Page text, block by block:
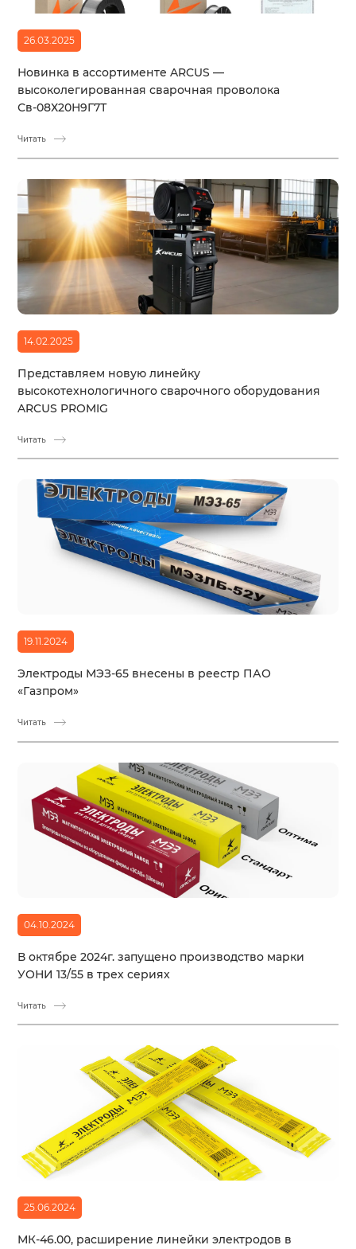
26.03.2025
Новинка в ассортименте ARCUS —
высоколегированная сварочная проволока
Св-08Х20Н9Г7Т
Читать
14.02.2025
Представляем новую линейку
высокотехнологичного сварочного оборудования
ARCUS PROMIG
Читать
19.11.2024
Электроды МЭЗ-65 внесены в реестр ПАО
«Газпром»
Читать
04.10.2024
В октябре 2024г. запущено производство марки
УОНИ 13/55 в трех сериях
Читать
25.06.2024
МК-46.00, расширение линейки электродов в